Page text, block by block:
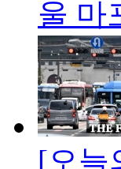
울 마
[오늘